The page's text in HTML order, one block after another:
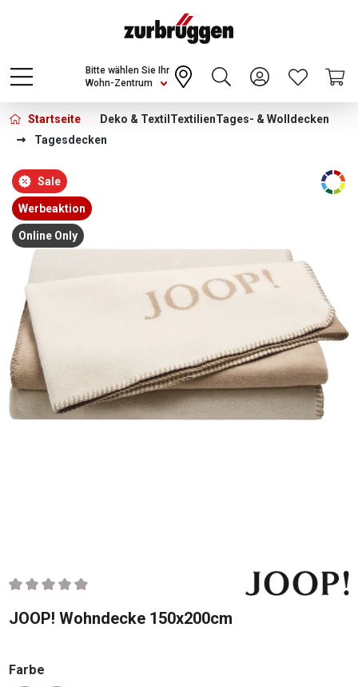
Choose a different country or region to see
content for your location and shop online
CONTINUE
Wohn-Zentrum
Bitte wählen Sie Ihr
Startseite Deko & Textil TextilienTages- & Wolldecken
Tagesdecken
Bildergalerie überspringen
Sale
Werbeaktion
Online Only
Durchschnittliche Bewertung von 0 von 5 Sternen
JOOP! Wohndecke 150x200cm
Farbe